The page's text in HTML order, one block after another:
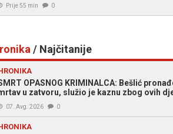
Prije 55 min 0
/ Najčitanije
OPASNOG KRIMINALCA: Bešlić
u zatvoru, služio je kaznu zbog ovih
07. Avg. 2026 0